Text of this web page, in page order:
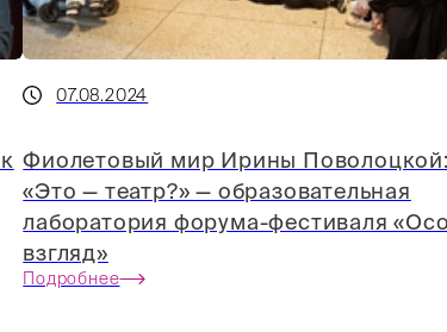
07.08.2024
Фиолетовый мир Ирины Поволоцкой:
«Это — театр?» — образовательная
лаборатория форума-фестиваля
взгляд»
Подробнее